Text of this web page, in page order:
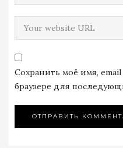
Сохранить моё имя,
браузере для